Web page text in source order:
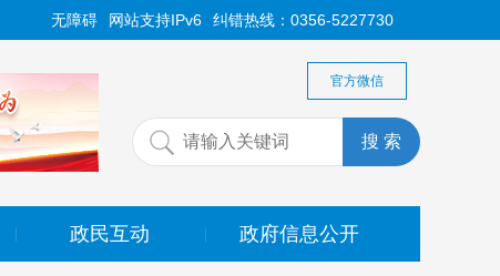
纠错热线：0356-5227730
网站支持IPv6
无障碍
官方微信
政民互动 政府信息公开